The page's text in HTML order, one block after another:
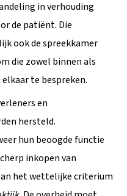
in verhouding
de patiënt. Die
ook de spreekkamer
die zowel binnen als
te bespreken.
en
hersteld.
hun beoogde functie
inkopen van
het wettelijke criterium